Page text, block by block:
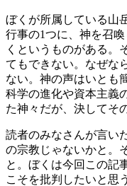
ぼくが所属している山
行事の1つに、神を召
くというものがある。
てもできない。なぜな
ない。神の声はいとも
科学の進化や資本主義
た神々だが、決してそ
読者のみなさんが言い
の宗教じゃないかと。
と。ぼくは今回この記
こそを批判したいと思